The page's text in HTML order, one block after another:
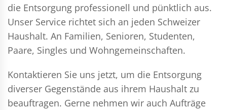
die Entsorgung professionell und pünktlich aus.
Unser Service richtet sich an jeden Schweizer
Haushalt. An Familien, Senioren, Studenten,
Paare, Singles und Wohngemeinschaften.
Kontaktieren Sie uns jetzt, um die Entsorgung
diverser Gegenstände aus ihrem Haushalt zu
beauftragen. Gerne nehmen wir auch Aufträge